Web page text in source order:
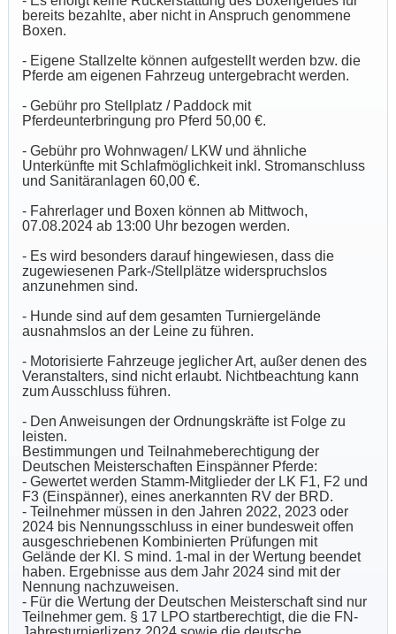
bereits bezahlte, aber nicht in Anspruch genommene
Boxen.
- Eigene Stallzelte können aufgestellt werden bzw. die
Pferde am eigenen Fahrzeug untergebracht werden.
- Gebühr pro Stellplatz / Paddock mit
Pferdeunterbringung pro Pferd 50,00 €.
- Gebühr pro Wohnwagen/ LKW und ähnliche
Unterkünfte mit Schlafmöglichkeit inkl. Stromanschluss
und Sanitäranlagen 60,00 €.
- Fahrerlager und Boxen können ab Mittwoch,
07.08.2024 ab 13:00 Uhr bezogen werden.
- Es wird besonders darauf hingewiesen, dass die
zugewiesenen Park-/Stellplätze widerspruchslos
anzunehmen sind.
- Hunde sind auf dem gesamten Turniergelände
ausnahmslos an der Leine zu führen.
- Motorisierte Fahrzeuge jeglicher Art, außer denen des
Veranstalters, sind nicht erlaubt. Nichtbeachtung kann
zum Ausschluss führen.
- Den Anweisungen der Ordnungskräfte ist Folge zu
leisten.
Bestimmungen und Teilnahmeberechtigung der
Deutschen Meisterschaften Einspänner Pferde:
- Gewertet werden Stamm-Mitglieder der LK F1, F2 und
F3 (Einspänner), eines anerkannten RV der BRD.
- Teilnehmer müssen in den Jahren 2022, 2023 oder
2024 bis Nennungsschluss in einer bundesweit offen
ausgeschriebenen Kombinierten Prüfungen mit
Gelände der Kl. S mind. 1-mal in der Wertung beendet
haben. Ergebnisse aus dem Jahr 2024 sind mit der
Nennung nachzuweisen.
- Für die Wertung der Deutschen Meisterschaft sind nur
Teilnehmer gem. § 17 LPO startberechtigt, die die FN-